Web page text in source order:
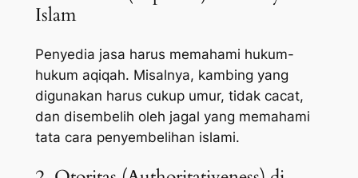
Islam
Penyedia jasa harus memahami hukum-
hukum aqiqah. Misalnya, kambing yang
digunakan harus cukup umur, tidak cacat,
dan disembelih oleh jagal yang memahami
tata cara penyembelihan islami.